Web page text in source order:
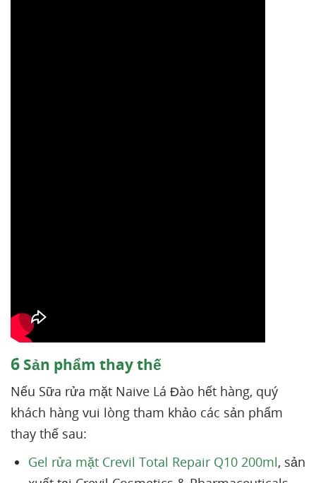
6 Sản phẩm thay thế
Nếu Sữa rửa mặt Naive Lá Đào hết hàng, quý
khách hàng vui lòng tham khảo các sản phẩm
thay thế sau:
Gel rửa mặt Crevil Total Repair Q10 200ml, sản